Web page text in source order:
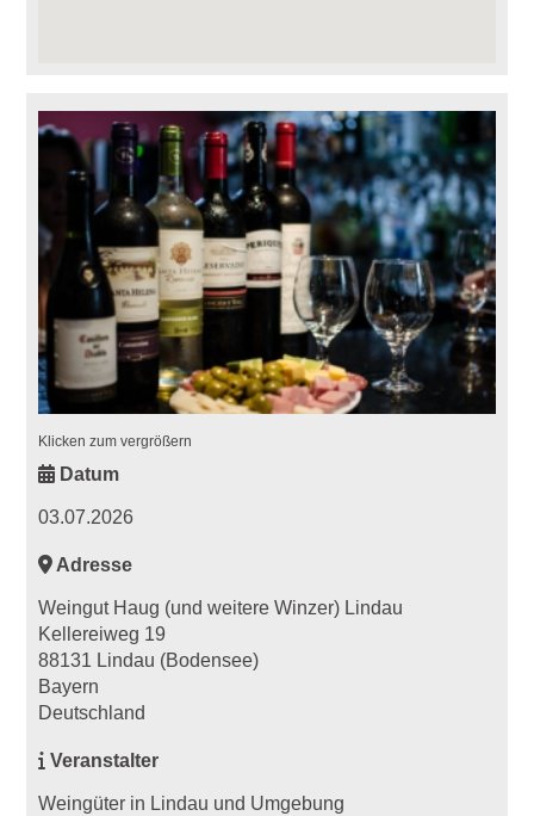
Klicken zum vergrößern
Datum
03.07.2026
Adresse
Weingut Haug (und weitere Winzer) Lindau
Kellereiweg 19
88131 Lindau (Bodensee)
Bayern
Deutschland
Veranstalter
Weingüter in Lindau und Umgebung